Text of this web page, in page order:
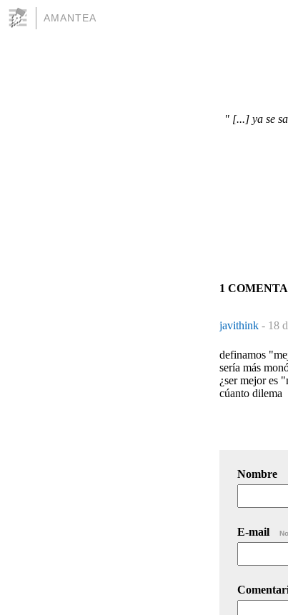
AMANTEA
" [...] ya se
1
javithink - 18
definamos
sería más
¿ser mejor es
cúanto dilema
Nombre
E-mail